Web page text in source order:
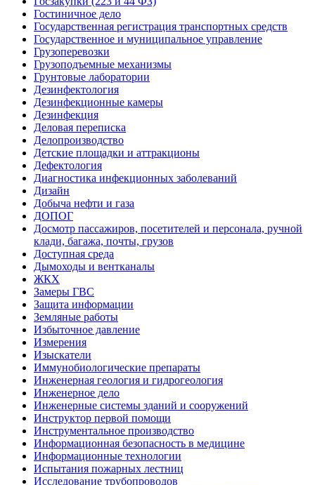
Гостиничное дело
Государственная регистрация транспортных средств
Государственное и муниципальное управление
Грузоперевозки
Грузоподъемные механизмы
Грунтовые лаборатории
Дезинфектология
Дезинфекционные камеры
Дезинфекция
Деловая переписка
Делопроизводство
Детские площадки и аттракционы
Дефектология
Диагностика инфекционных заболеваний
Дизайн
Добыча нефти и газа
ДОПОГ
Досмотр пассажиров, посетителей и персонала, ручной
клади, багажа, почты, грузов
Доступная среда
Дымоходы и вентканалы
ЖКХ
Замеры ГВС
Защита информации
Земляные работы
Избыточное давление
Измерения
Изыскатели
Иммунобиологические препараты
Инженерная геология и гидрогеология
Инженерное дело
Инженерные системы зданий и сооружений
Инструктор первой помощи
Инструментальное производство
Информационная безопасность в медицине
Информационные технологии
Испытания пожарных лестниц
Исследование трубопроводов